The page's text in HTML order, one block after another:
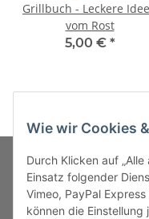
Grillbuch - Leckere
vom Rost
5,00 € *
MARKENWELT
Wie wir Cookies
Durch Klicken auf
Einsatz folgender
Vimeo, PayPal
können die